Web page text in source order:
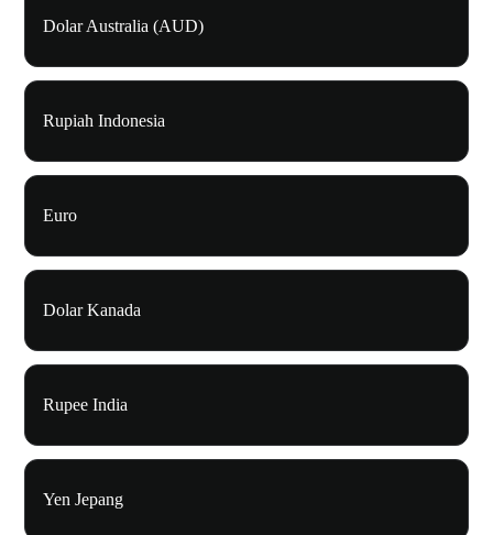
Dolar Australia (AUD)
Rupiah Indonesia
Euro
Dolar Kanada
Rupee India
Yen Jepang